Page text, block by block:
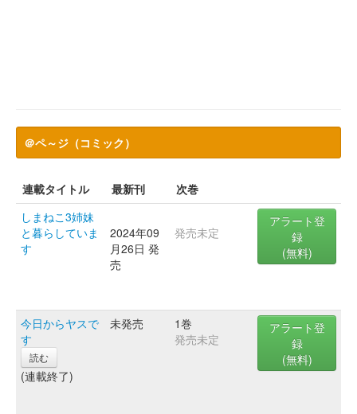
＠ペ～ジ（コミック）
連載タイトル 最新刊
次巻
しまねこ3姉妹
と暮らしていま
す
2024年09
月26日 発
売
発売未定
アラート登
録
(無料)
今日からヤスで
す
読む
(連載終了)
未発売
1巻
発売未定
アラート登
録
(無料)